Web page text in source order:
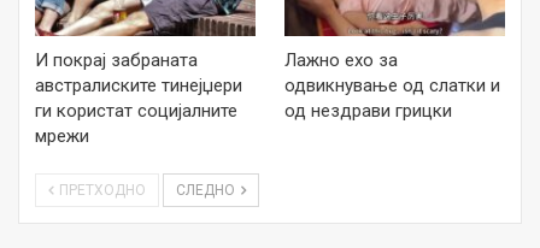
И покрај забраната
австралиските тинејџери
ги користат социјалните
мрежи
Лажно ехо за
одвикнување од слатки и
од нездрави грицки
ПРЕТХОДНО СЛЕДНО